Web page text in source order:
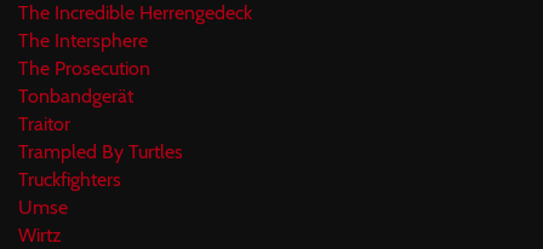
The Incredible Herrengedeck
The Intersphere
The Prosecution
Tonbandgerät
Traitor
Trampled By Turtles
Truckfighters
Umse
Wirtz